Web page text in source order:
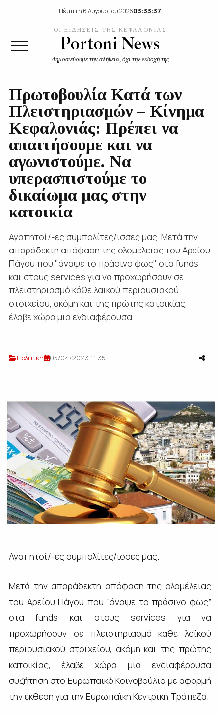
Πέμπτη 6 Αυγούστου 202603:33:38
ΟΙ ΕΙΔΗΣΕΙΣ ΤΗΣ ΚΕΦΑΛΟΝΙΑΣ
Δημοσιεύουμε την αλήθεια, όχι την εκδοχή της
Πρωτοβουλία Κατά των
Πλειστηριασμών – Κίνημα
Κεφαλονιάς: Πρέπει να
απαιτήσουμε και να
αγωνιστούμε. Να
υπερασπιστούμε το
δικαίωμα μας στην
κατοικία
Αγαπητοί/-ες συμπολίτες/ισσες μας. Μετά την
απαράδεκτη απόφαση της ολομέλειας του Αρείου
Πάγου που "άναψε το πράσινο φως" στα funds
και στους services για να προχωρήσουν σε
πλειστηριασμό κάθε λαϊκού περιουσιακού
στοιχείου, ακόμη και της πρώτης κατοικίας,
έλαβε χώρα μια ενδιαφέρουσα...
Πολιτική 05/04/2023 11:35
Αγαπητοί/-ες συμπολίτες/ισσες μας.
Μετά την απαράδεκτη απόφαση της ολομέλειας
του Αρείου Πάγου που “άναψε το πράσινο φως”
στα funds και στους services για να
προχωρήσουν σε πλειστηριασμό κάθε λαϊκού
περιουσιακού στοιχείου, ακόμη και της πρώτης
κατοικίας, έλαβε χώρα μια ενδιαφέρουσα
συζήτηση στο Ευρωπαϊκό Κοινοβούλιο με αφορμή
την έκθεση για την Ευρωπαϊκή Κεντρική Τράπεζα.